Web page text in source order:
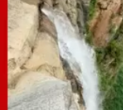
Ops!
Não